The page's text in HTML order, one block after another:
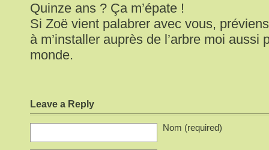
Quinze ans ? Ça m’épate !
Si Zoë vient palabrer avec vous,
à m’installer auprès de l’arbre moi aussi
monde.
Leave a Reply
Nom (required)